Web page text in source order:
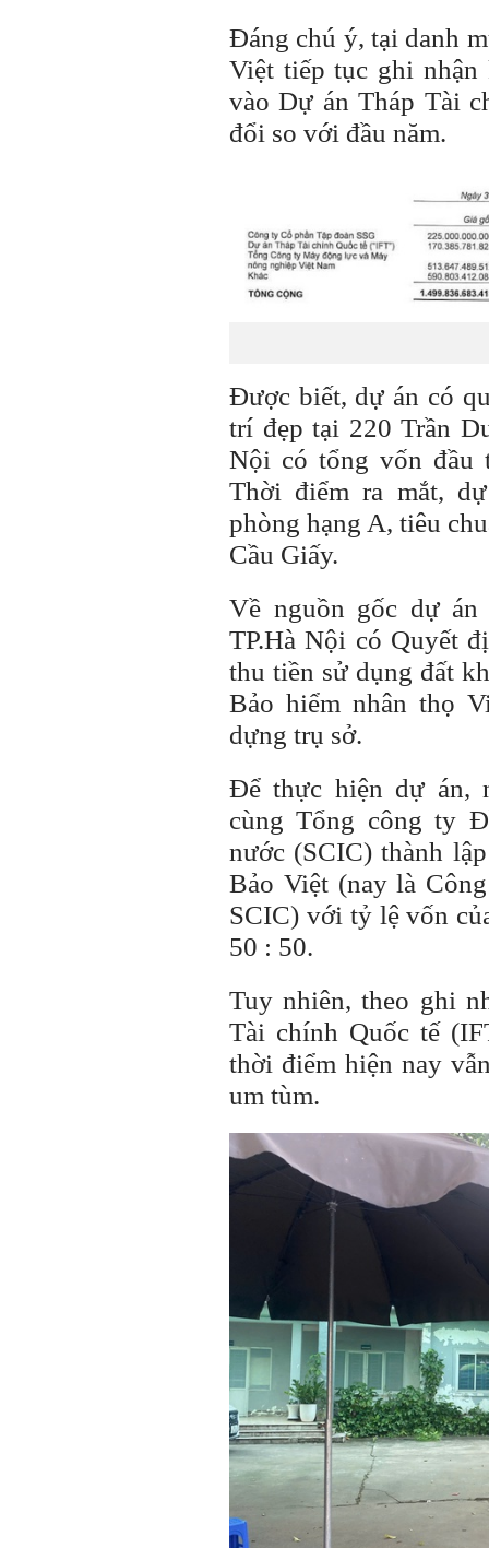
Đáng chú ý, tại danh
Việt tiếp tục ghi
vào Dự án Tháp Tài
đổi so với đầu năm.
Được biết, dự án có
trí đẹp tại 220 Trần
Nội có tổng vốn đầu
Thời điểm ra mắt,
phòng hạng A, tiêu
Cầu Giấy.
Về nguồn gốc dự án
TP.Hà Nội có Quyết
thu tiền sử dụng đất
Bảo hiểm nhân thọ
dựng trụ sở.
Để thực hiện dự án,
cùng Tổng công ty
nước (SCIC) thành
Bảo Việt (nay là
SCIC) với tỷ lệ vốn
50 : 50.
Tuy nhiên, theo ghi
Tài chính Quốc tế
thời điểm hiện nay
um tùm.